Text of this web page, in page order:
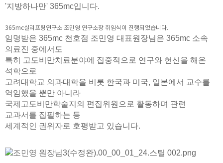
'지방하나만' 365mc입니다.
365mc실리프팅연구소 조민영 연구소장 취임식이 진행되었습니다.
임명받은 365mc 천호점 조민영 대표원장님은 365mc 소속
의료진 중에서도
특히 고도비만치료분야에 집중적으로 연구와 헌신을 해온
석학으로
고려대학교 의과대학을 비롯 한국과 미국, 일본에서 교수를
역임했을 뿐만 아니라
국제고도비만학술지의 편집위원으로 활동하며 관련
교과서를 집필하는 등
세계적인 권위자로 호평받고 있습니다.